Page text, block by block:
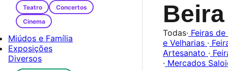
Todas· Feiras
e Velharias ·
Artesanato ·
· Mercados
Teatro
Concertos
Cinema
Miúdos e Família
Exposições
Diversos